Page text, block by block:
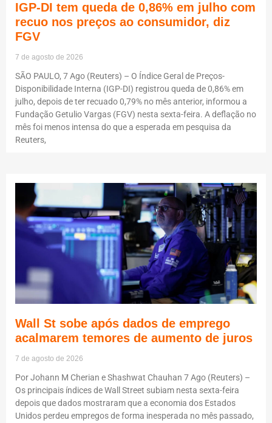
IGP-DI tem queda de 0,86% em julho com
recuo nos preços ao consumidor, diz
FGV
7 de agosto de 2026
SÃO PAULO, 7 Ago (Reuters) – O Índice Geral de Preços-
Disponibilidade Interna (IGP-DI) registrou queda de 0,86% em
julho, depois de ter recuado 0,79% no mês anterior, informou a
Fundação Getulio Vargas (FGV) nesta sexta-feira. A deflação no
mês foi menos intensa do que a esperada em pesquisa da
Reuters,
Wall St sobe após dados de emprego
acalmarem temores de aumento de juros
7 de agosto de 2026
Por Johann M Cherian e Shashwat Chauhan 7 Ago (Reuters) –
Os principais índices de Wall Street subiam nesta sexta-feira
depois que dados mostraram que a economia dos Estados
Unidos perdeu empregos de forma inesperada no mês passado,